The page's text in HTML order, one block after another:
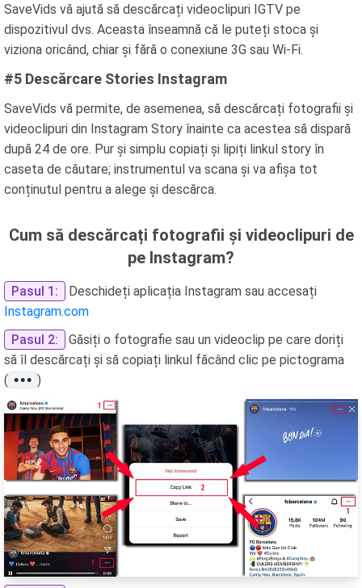
SaveVids vă ajută să descărcați videoclipuri IGTV pe
dispozitivul dvs. Aceasta înseamnă că le puteți stoca și
viziona oricând, chiar și fără o conexiune 3G sau Wi-Fi.
#5 Descărcare Stories Instagram
SaveVids vă permite, de asemenea, să descărcați fotografii și
videoclipuri din Instagram Story înainte ca acestea să dispară
după 24 de ore. Pur și simplu copiați și lipiți linkul story în
caseta de căutare; instrumentul va scana și va afișa tot
conținutul pentru a alege și descărca.
Cum să descărcați fotografii și videoclipuri de
pe Instagram?
Pasul 1:
Deschideți aplicația Instagram sau accesați
Instagram.com
Pasul 2:
Găsiți o fotografie sau un videoclip pe care doriți
să îl descărcați și să copiați linkul făcând clic pe pictograma
( ••• )